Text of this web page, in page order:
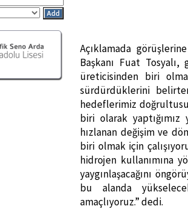
Açıklamada
Başkanı Fuat
üreticisinden biri
sürdürdüklerini
hedeflerimiz
biri olarak
hızlanan değişim ve
biri olmak için
hidrojen kullanımına
yaygınlaşacağını
bu alanda
amaçlıyoruz.” dedi.